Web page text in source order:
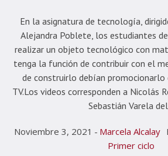
En la asignatura de tecnología,
Alejandra Poblete, los estudiantes
realizar un objeto tecnológico con
tenga la función de contribuir con el
de construirlo debían promocionarlo
TV.Los videos corresponden a Nicolás
Sebastián Varela
Noviembre 3, 2021 Marcela Alcalay
Primer ciclo